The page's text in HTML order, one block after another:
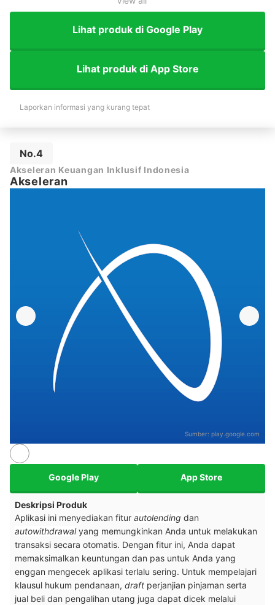
Lihat produk di Google Play
Lihat produk di App Store
Laporkan informasi yang kurang tepat
No.4
Akseleran Keuangan Inklusif Indonesia
Akseleran
Sumber: play.google.com
Google Play App Store
Deskripsi Produk
Aplikasi ini menyediakan fitur autolending dan
autowithdrawalyang memungkinkan Anda untuk melakukan
transaksi secara otomatis. Dengan fitur ini, Anda dapat
memaksimalkan keuntungan dan pas untuk Anda yang
enggan mengecek aplikasi terlalu sering. Untuk mempelajari
klausul hukum pendanaan, draft perjanjian pinjaman serta
jual beli dan pengalihan utang juga dapat dicek melalui